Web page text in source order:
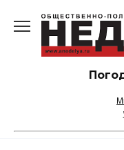
содержанию